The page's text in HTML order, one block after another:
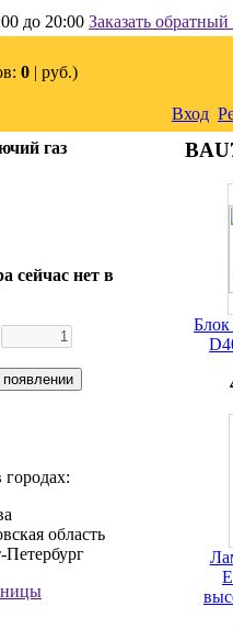
до 20:00 Заказать
0 | руб.)
Вход
газ
сейчас нет в
городах:
область
Петербург
Блок